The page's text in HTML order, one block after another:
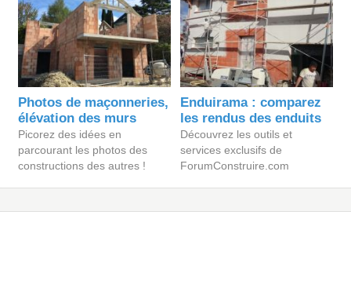
Photos de maçonneries,
élévation des murs
Picorez des idées en
parcourant les photos des
constructions des autres !
Enduirama : comparez
les rendus des enduits
Découvrez les outils et
services exclusifs de
ForumConstruire.com